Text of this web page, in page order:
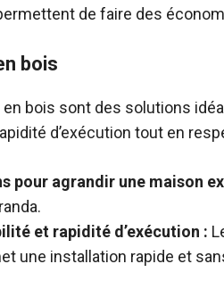
de faire des
bois
bois sont des solutions
d’exécution tout en
pour agrandir une maison
et rapidité d’exécution :
une installation rapide et